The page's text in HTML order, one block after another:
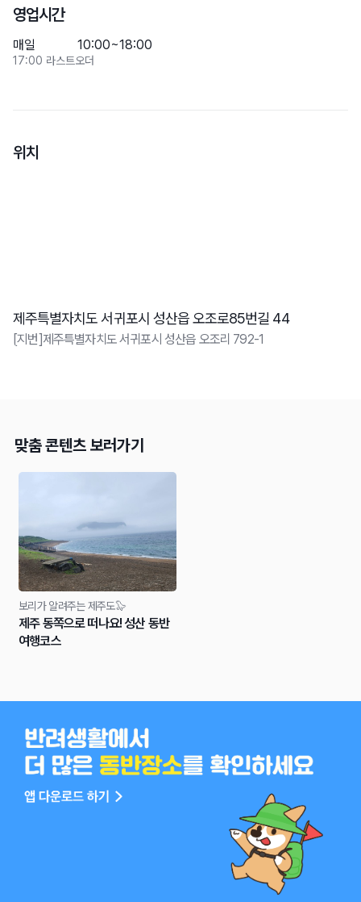
영업시간
매일 10:00~18:00
17:00 라스트오더
위치
제주특별자치도 서귀포시 성산읍 오조로85번길 44
[지번]제주특별자치도 서귀포시 성산읍 오조리 792-1
맞춤 콘텐츠 보러가기
보리가 알려주는 제주도🦭
제주 동쪽으로 떠나요! 성산 동반
여행코스